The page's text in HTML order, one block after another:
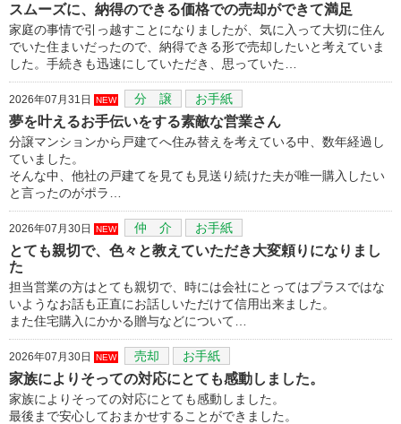
スムーズに、納得のできる価格での売却ができて満足
家庭の事情で引っ越すことになりましたが、気に入って大切に住ん
でいた住まいだったので、納得できる形で売却したいと考えていま
した。手続きも迅速にしていただき、思っていた…
2026年07月31日 NEW 分 譲 お手紙
夢を叶えるお手伝いをする素敵な営業さん
分譲マンションから戸建てへ住み替えを考えている中、数年経過し
ていました。
そんな中、他社の戸建てを見ても見送り続けた夫が唯一購入したい
と言ったのがポラ…
2026年07月30日 NEW 仲 介 お手紙
とても親切で、色々と教えていただき大変頼りになりまし
た
担当営業の方はとても親切で、時には会社にとってはプラスではな
いようなお話も正直にお話しいただけて信用出来ました。
また住宅購入にかかる贈与などについて…
2026年07月30日 NEW 売却 お手紙
家族によりそっての対応にとても感動しました。
家族によりそっての対応にとても感動しました。
最後まで安心しておまかせすることができました。